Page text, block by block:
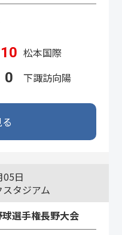
10 松本国際
0 下諏訪向陽
05日
タジアム
選手権長野大会